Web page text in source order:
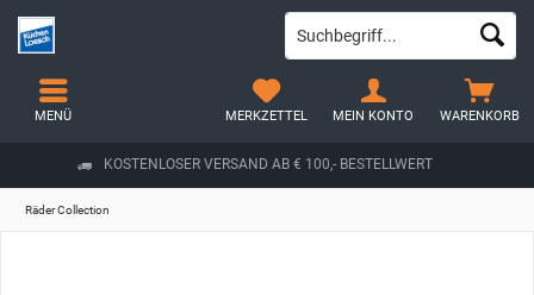
KOSTENLOSER VERSAND AB € 100,- BESTELLWERT
WARENKORB
MERKZETTEL MEIN KONTO
MENÜ
Räder Collection